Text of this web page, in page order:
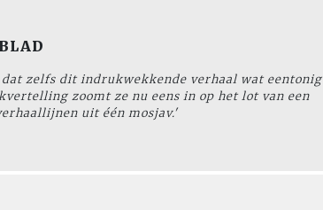
zelfs dit indrukwekkende verhaal wat eentonig
zoomt ze nu eens in op het lot van een
uit één mosjav.'